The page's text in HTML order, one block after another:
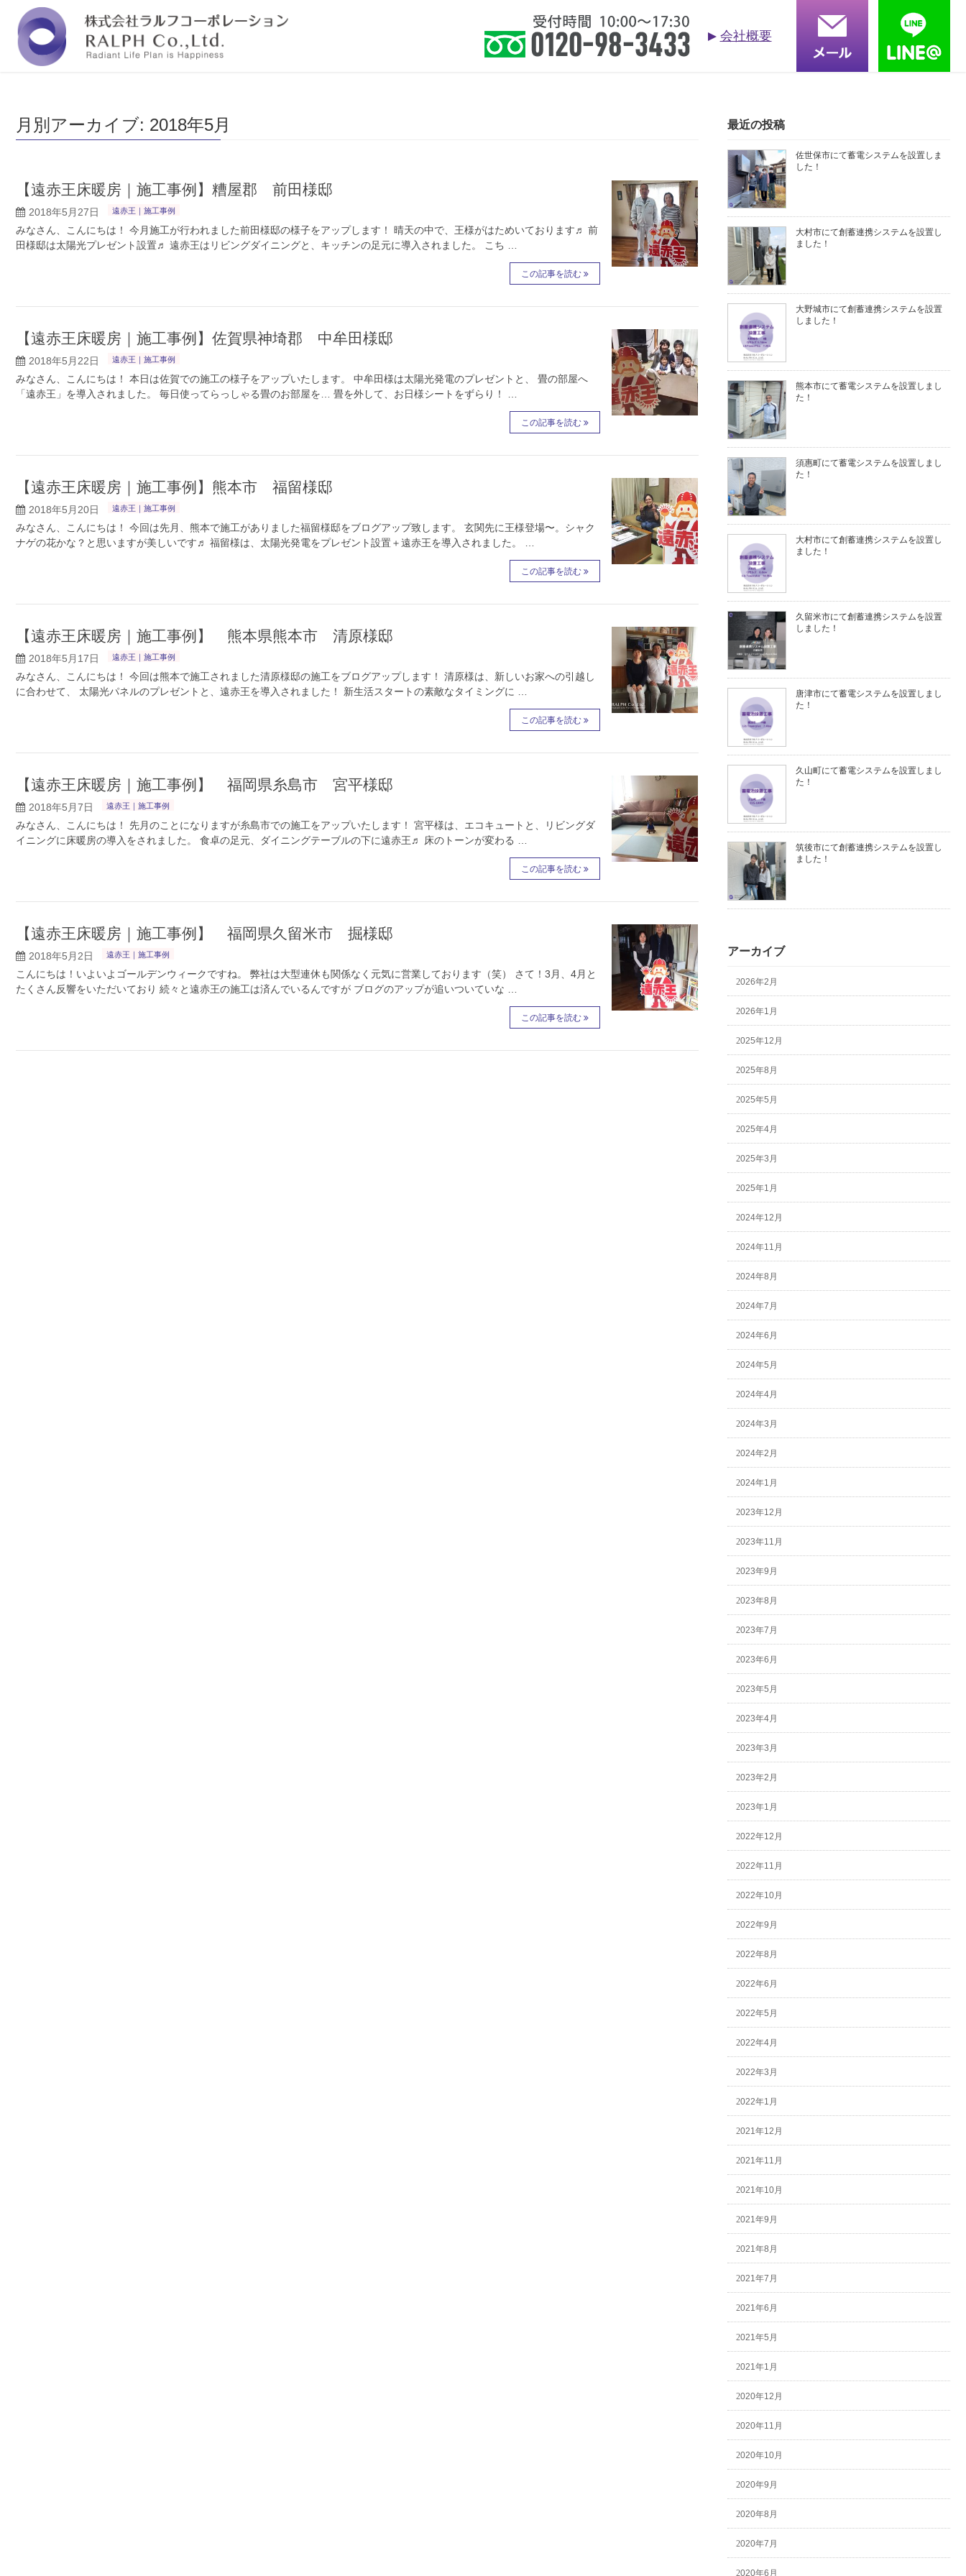
会社概要
月別アーカイブ: 2018年5月
【遠赤王床暖房｜施工事例】糟屋郡 前田様邸
2018年5月27日 遠赤王｜施工事例
みなさん、こんにちは！ 今月施工が行われました前田様邸の様子をアップします！ 晴天の中で、王様がはためいております♬ 前
田様邸は太陽光プレゼント設置♬ 遠赤王はリビングダイニングと、キッチンの足元に導入されました。 こち …
この記事を読む
【遠赤王床暖房｜施工事例】佐賀県神埼郡 中牟田様邸
2018年5月22日 遠赤王｜施工事例
みなさん、こんにちは！ 本日は佐賀での施工の様子をアップいたします。 中牟田様は太陽光発電のプレゼントと、 畳の部屋へ
「遠赤王」を導入されました。 毎日使ってらっしゃる畳のお部屋を… 畳を外して、お日様シートをずらり！ …
この記事を読む
【遠赤王床暖房｜施工事例】熊本市 福留様邸
2018年5月20日 遠赤王｜施工事例
みなさん、こんにちは！ 今回は先月、熊本で施工がありました福留様邸をブログアップ致します。 玄関先に王様登場〜。シャク
ナゲの花かな？と思いますが美しいです♬ 福留様は、太陽光発電をプレゼント設置＋遠赤王を導入されました。 …
この記事を読む
【遠赤王床暖房｜施工事例】 熊本県熊本市 清原様邸
2018年5月17日 遠赤王｜施工事例
みなさん、こんにちは！ 今回は熊本で施工されました清原様邸の施工をブログアップします！ 清原様は、新しいお家への引越し
に合わせて、 太陽光パネルのプレゼントと、遠赤王を導入されました！ 新生活スタートの素敵なタイミングに …
この記事を読む
【遠赤王床暖房｜施工事例】 福岡県糸島市 宮平様邸
2018年5月7日 遠赤王｜施工事例
みなさん、こんにちは！ 先月のことになりますが糸島市での施工をアップいたします！ 宮平様は、エコキュートと、リビングダ
イニングに床暖房の導入をされました。 食卓の足元、ダイニングテーブルの下に遠赤王♬ 床のトーンが変わる …
この記事を読む
【遠赤王床暖房｜施工事例】 福岡県久留米市 掘様邸
2018年5月2日 遠赤王｜施工事例
こんにちは！いよいよゴールデンウィークですね。 弊社は大型連休も関係なく元気に営業しております（笑） さて！3月、4月と
たくさん反響をいただいており 続々と遠赤王の施工は済んでいるんですが ブログのアップが追いついていな …
この記事を読む
最近の投稿
佐世保市にて蓄電システムを設置しま
した！
大村市にて創蓄連携システムを設置し
ました！
大野城市にて創蓄連携システムを設置
しました！
熊本市にて蓄電システムを設置しまし
た！
須惠町にて蓄電システムを設置しまし
た！
大村市にて創蓄連携システムを設置し
ました！
久留米市にて創蓄連携システムを設置
しました！
唐津市にて蓄電システムを設置しまし
た！
久山町にて蓄電システムを設置しまし
た！
筑後市にて創蓄連携システムを設置し
ました！
アーカイブ
2026年2月
2026年1月
2025年12月
2025年8月
2025年5月
2025年4月
2025年3月
2025年1月
2024年12月
2024年11月
2024年8月
2024年7月
2024年6月
2024年5月
2024年4月
2024年3月
2024年2月
2024年1月
2023年12月
2023年11月
2023年9月
2023年8月
2023年7月
2023年6月
2023年5月
2023年4月
2023年3月
2023年2月
2023年1月
2022年12月
2022年11月
2022年10月
2022年9月
2022年8月
2022年6月
2022年5月
2022年4月
2022年3月
2022年1月
2021年12月
2021年11月
2021年10月
2021年9月
2021年8月
2021年7月
2021年6月
2021年5月
2021年1月
2020年12月
2020年11月
2020年10月
2020年9月
2020年8月
2020年7月
2020年6月